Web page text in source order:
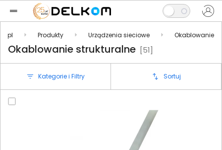
Produkty Urządzenia sieciowe Okablowanie
Okablowanie strukturalne [51]
Kategorie i Filtry Sortuj